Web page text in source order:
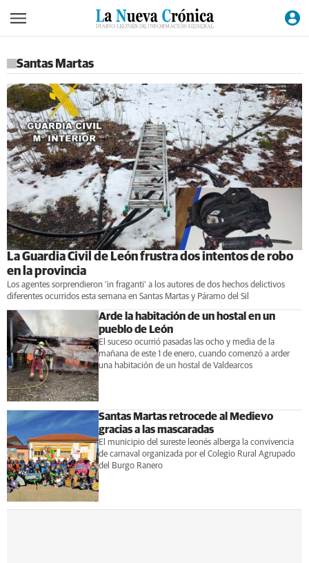
Santas Martas
La Guardia Civil de León frustra dos intentos de robo
en la provincia
Los agentes sorprendieron 'in fraganti' a los autores de dos hechos delictivos
diferentes ocurridos esta semana en Santas Martas y Páramo del Sil
Arde la habitación de un hostal en un
pueblo de León
El suceso ocurrió pasadas las ocho y media de la
mañana de este 1 de enero, cuando comenzó a arder
una habitación de un hostal de Valdearcos
Santas Martas retrocede al Medievo
gracias a las mascaradas
El municipio del sureste leonés alberga la convivencia
de carnaval organizada por el Colegio Rural Agrupado
del Burgo Ranero